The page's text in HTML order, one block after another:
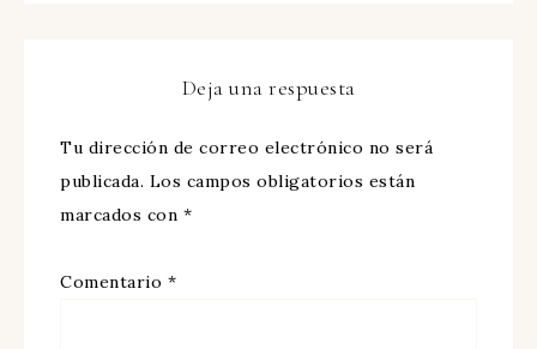
Deja una respuesta
Tu dirección de correo electrónico no será
publicada. Los campos obligatorios están
marcados con *
Comentario *